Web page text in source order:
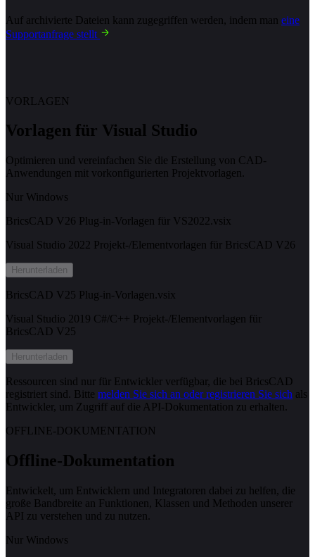
Auf archivierte Dateien kann zugegriffen werden, indem man eine
Supportanfrage stellt
VORLAGEN
Vorlagen für Visual Studio
Optimieren und vereinfachen Sie die Erstellung von CAD-
Anwendungen mit vorkonfigurierten Projektvorlagen.
Nur Windows
BricsCAD V26 Plug-in-Vorlagen für VS2022.vsix
Visual Studio 2022 Projekt-/Elementvorlagen für BricsCAD V26
Herunterladen
BricsCAD V25 Plug-in-Vorlagen.vsix
Visual Studio 2019 C#/C++ Projekt-/Elementvorlagen für
BricsCAD V25
Herunterladen
Ressourcen sind nur für Entwickler verfügbar, die bei BricsCAD
registriert sind. Bitte melden Sie sich an oder registrieren Sie sich als
Entwickler, um Zugriff auf die API-Dokumentation zu erhalten.
OFFLINE-DOKUMENTATION
Offline-Dokumentation
Entwickelt, um Entwicklern und Integratoren dabei zu helfen, die
große Bandbreite an Funktionen, Klassen und Methoden unserer
API zu verstehen und zu nutzen.
Nur Windows